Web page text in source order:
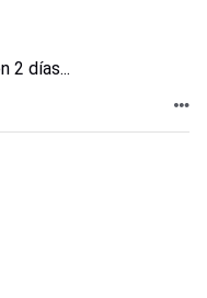
2 días...